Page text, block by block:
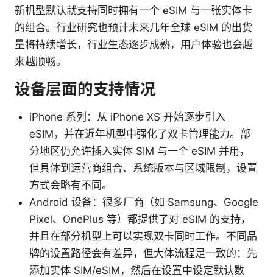
新机型默认就支持同时拥有一个 eSIM 与一张实体卡
的组合。行业研究也预计未来几年全球 eSIM 的出货
量将持续增长，行业生态逐步成熟，用户体验也会越
来越顺畅。
设备层面的支持情况
iPhone 系列：从 iPhone XS 开始逐步引入
eSIM，并在近年机型中强化了双卡管理能力。部
分地区仍允许插入实体 SIM 与一个 eSIM 并用，
但具体到运营商组合、系统版本与区域限制，设置
方式会略有不同。
Android 设备：很多厂商（如 Samsung、Google
Pixel、OnePlus 等）都提供了对 eSIM 的支持，
并且在部分机型上可以实现双卡同时工作。不同品
牌的设置路径会有差异，但大体流程是一致的：先
添加实体 SIM/eSIM，然后在设置中设定默认数